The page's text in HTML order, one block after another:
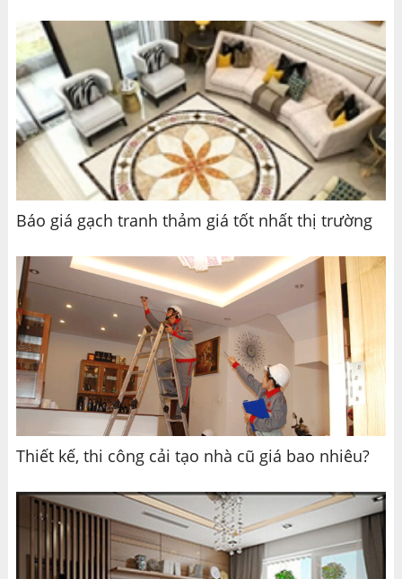
Báo giá gạch tranh thảm giá tốt nhất thị trường
Thiết kế, thi công cải tạo nhà cũ giá bao nhiêu?